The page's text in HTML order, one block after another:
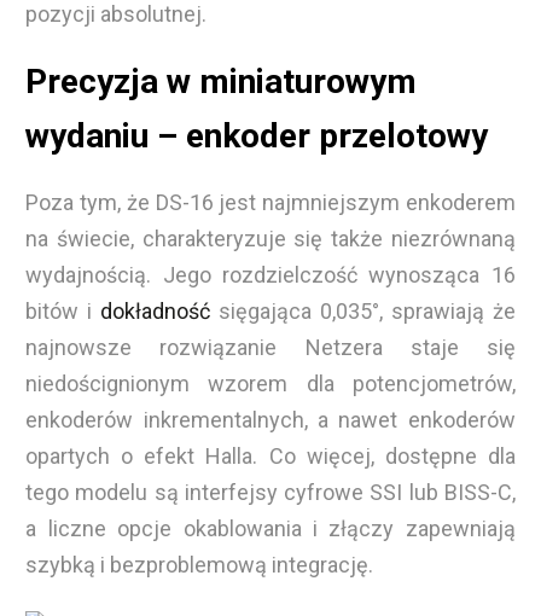
pozycji absolutnej.
Precyzja w miniaturowym
wydaniu – enkoder przelotowy
Poza tym, że DS-16 jest najmniejszym enkoderem
na świecie, charakteryzuje się także niezrównaną
wydajnością. Jego rozdzielczość wynosząca 16
bitów i dokładność sięgająca 0,035°, sprawiają że
najnowsze rozwiązanie Netzera staje się
niedoścignionym wzorem dla potencjometrów,
enkoderów inkrementalnych, a nawet enkoderów
opartych o efekt Halla. Co więcej, dostępne dla
tego modelu są interfejsy cyfrowe SSI lub BISS-C,
a liczne opcje okablowania i złączy zapewniają
szybką i bezproblemową integrację.